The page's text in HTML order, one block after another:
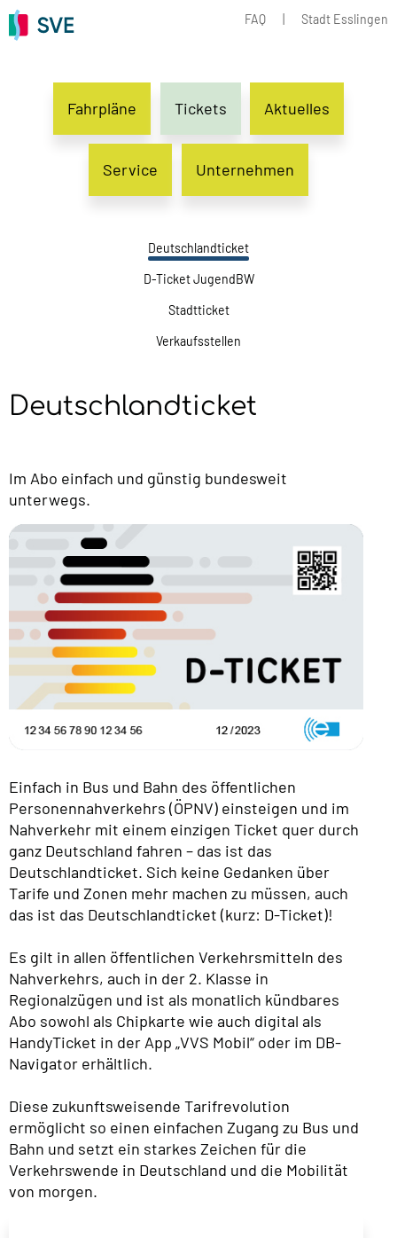
FAQ Stadt Esslingen
Fahrpläne Tickets Aktuelles
Service Unternehmen
Deutschlandticket
D-Ticket JugendBW
Stadtticket
Verkaufsstellen
Deutschlandticket
Im Abo einfach und günstig bundesweit
unterwegs.
Einfach in Bus und Bahn des öffentlichen
Personennahverkehrs (ÖPNV) einsteigen und im
Nahverkehr mit einem einzigen Ticket quer durch
ganz Deutschland fahren – das ist das
Deutschlandticket. Sich keine Gedanken über
Tarife und Zonen mehr machen zu müssen, auch
das ist das Deutschlandticket (kurz: D-Ticket)!
Es gilt in allen öffentlichen Verkehrsmitteln des
Nahverkehrs, auch in der 2. Klasse in
Regionalzügen und ist als monatlich kündbares
Abo sowohl als Chipkarte wie auch digital als
HandyTicket in der App „VVS Mobil“ oder im DB-
Navigator erhältlich.
Diese zukunftsweisende Tarifrevolution
ermöglicht so einen einfachen Zugang zu Bus und
Bahn und setzt ein starkes Zeichen für die
Verkehrswende in Deutschland und die Mobilität
von morgen.